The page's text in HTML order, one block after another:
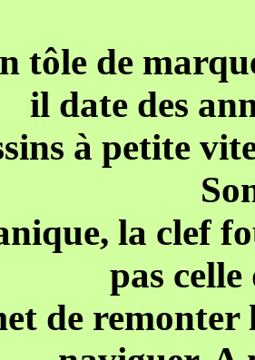
tôle de
il date des
à petite
la clef
pas
de remonter